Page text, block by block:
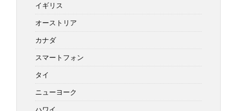
イギリス
オーストリア
カナダ
スマートフォン
タイ
ニューヨーク